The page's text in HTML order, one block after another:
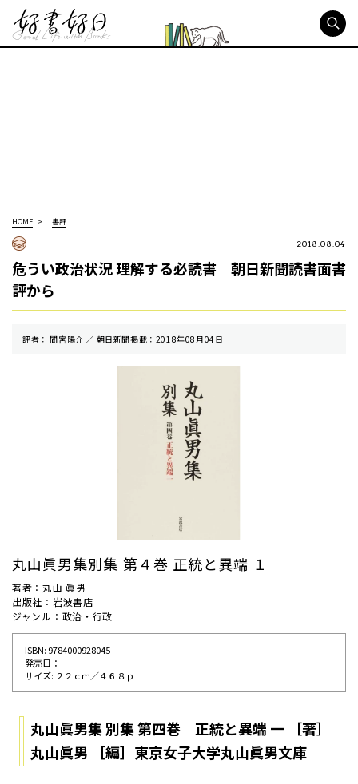
HOME 書評
2018.08.04
危うい政治状況 理解する必読書 朝日新聞読書面書
評から
評者： 間宮陽介 ／ 朝⽇新聞掲載：2018年08月04日
丸山眞男集別集 第４巻 正統と異端 １
著者：丸山 眞男
出版社：岩波書店
ジャンル：政治・行政
ISBN: 9784000928045
発売⽇：
サイズ: ２２ｃｍ／４６８ｐ
丸山眞男集 別集 第四巻 正統と異端 一 ［著］
丸山眞男 ［編］東京女子大学丸山眞男文庫